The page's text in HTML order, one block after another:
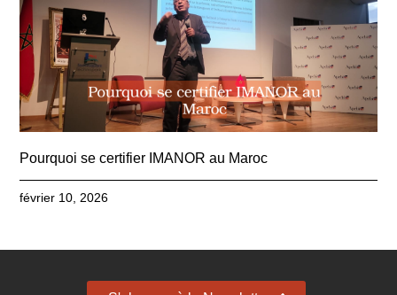
Pourquoi se certifier IMANOR au Maroc
février 10, 2026